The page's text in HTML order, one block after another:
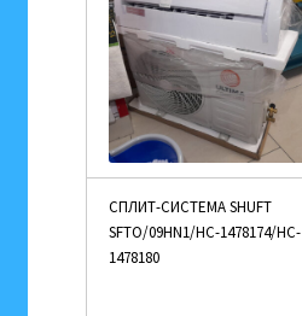
СПЛИТ-СИСТЕМА SHUFT
SFTO/09HN1/HC-1478174/HC-
1478180